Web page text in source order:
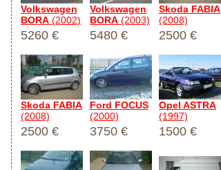
Volkswagen
BORA (2002)
5260 €
Volkswagen
BORA (2003)
5480 €
Skoda FABIA
(2008)
2500 €
Skoda FABIA
(2008)
2500 €
Ford FOCUS
(2000)
3750 €
Opel ASTRA
(1997)
1500 €